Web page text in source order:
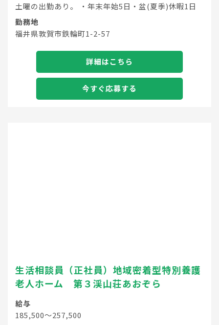
土曜の出勤あり。 ・年末年始5日・盆(夏季)休暇1日
勤務地
福井県敦賀市鉄輪町1-2-57
詳細はこちら
今すぐ応募する
生活相談員（正社員）地域密着型特別養護
老人ホーム 第３渓山荘あおぞら
給与
185,500～257,500